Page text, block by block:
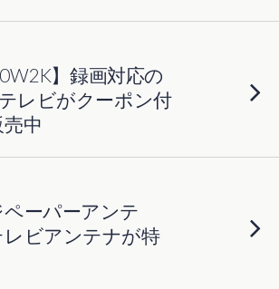
】録画対応の
レビがクーポン付
中
ーパーアンテ
ビアンテナが特